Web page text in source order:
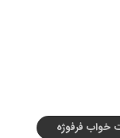
خواب فرفوژه